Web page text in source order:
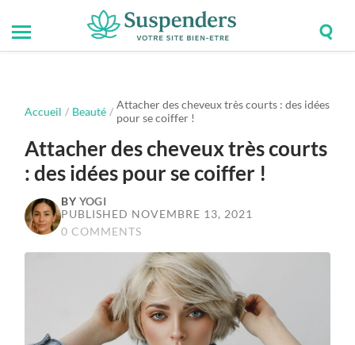
Suspenders
Toggle
mobile
Accueil / Beauté /
Attacher des cheveux très courts : des idées
pour se coiffer !
Attacher des cheveux très courts
: des idées pour se coiffer !
BY YOGI
PUBLISHED NOVEMBRE 13, 2021
0 COMMENTS